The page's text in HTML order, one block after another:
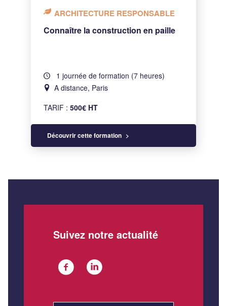
ARCHITECTURE RESPONSABLE
Connaître la construction en paille
1 journée de formation (7 heures)
A distance, Paris
TARIF :500€ HT
Découvrir cette formation
Suivez notre actualité